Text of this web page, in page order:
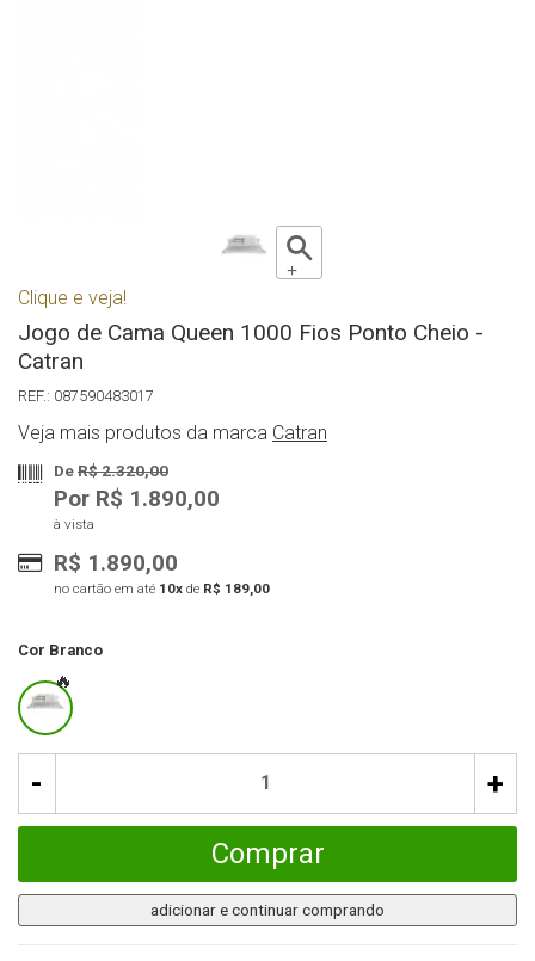
Clique e veja!
Jogo de Cama Queen 1000 Fios Ponto Cheio -
Catran
087590483017
Veja mais produtos da marca Catran
DeR$ 2.320,00
Por R$ 1.890,00
à vista
R$ 1.890,00
no cartão em até 10x de R$ 189,00
Cor Branco
- +
Comprar
adicionar e continuar comprando